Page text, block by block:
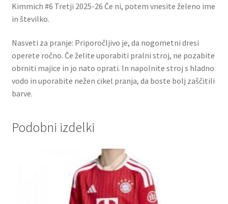
Kimmich #6 Tretji 2025-26 Če ni, potem vnesite želeno ime
in številko.
Nasveti za pranje: Priporočljivo je, da nogometni dresi
operete ročno. Če želite uporabiti pralni stroj, ne pozabite
obrniti majice in jo nato oprati. In napolnite stroj s hladno
vodo in uporabite nežen cikel pranja, da boste bolj zaščitili
barve.
Podobni izdelki